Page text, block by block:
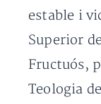
estable i
Superior
Fructuós,
Teologia